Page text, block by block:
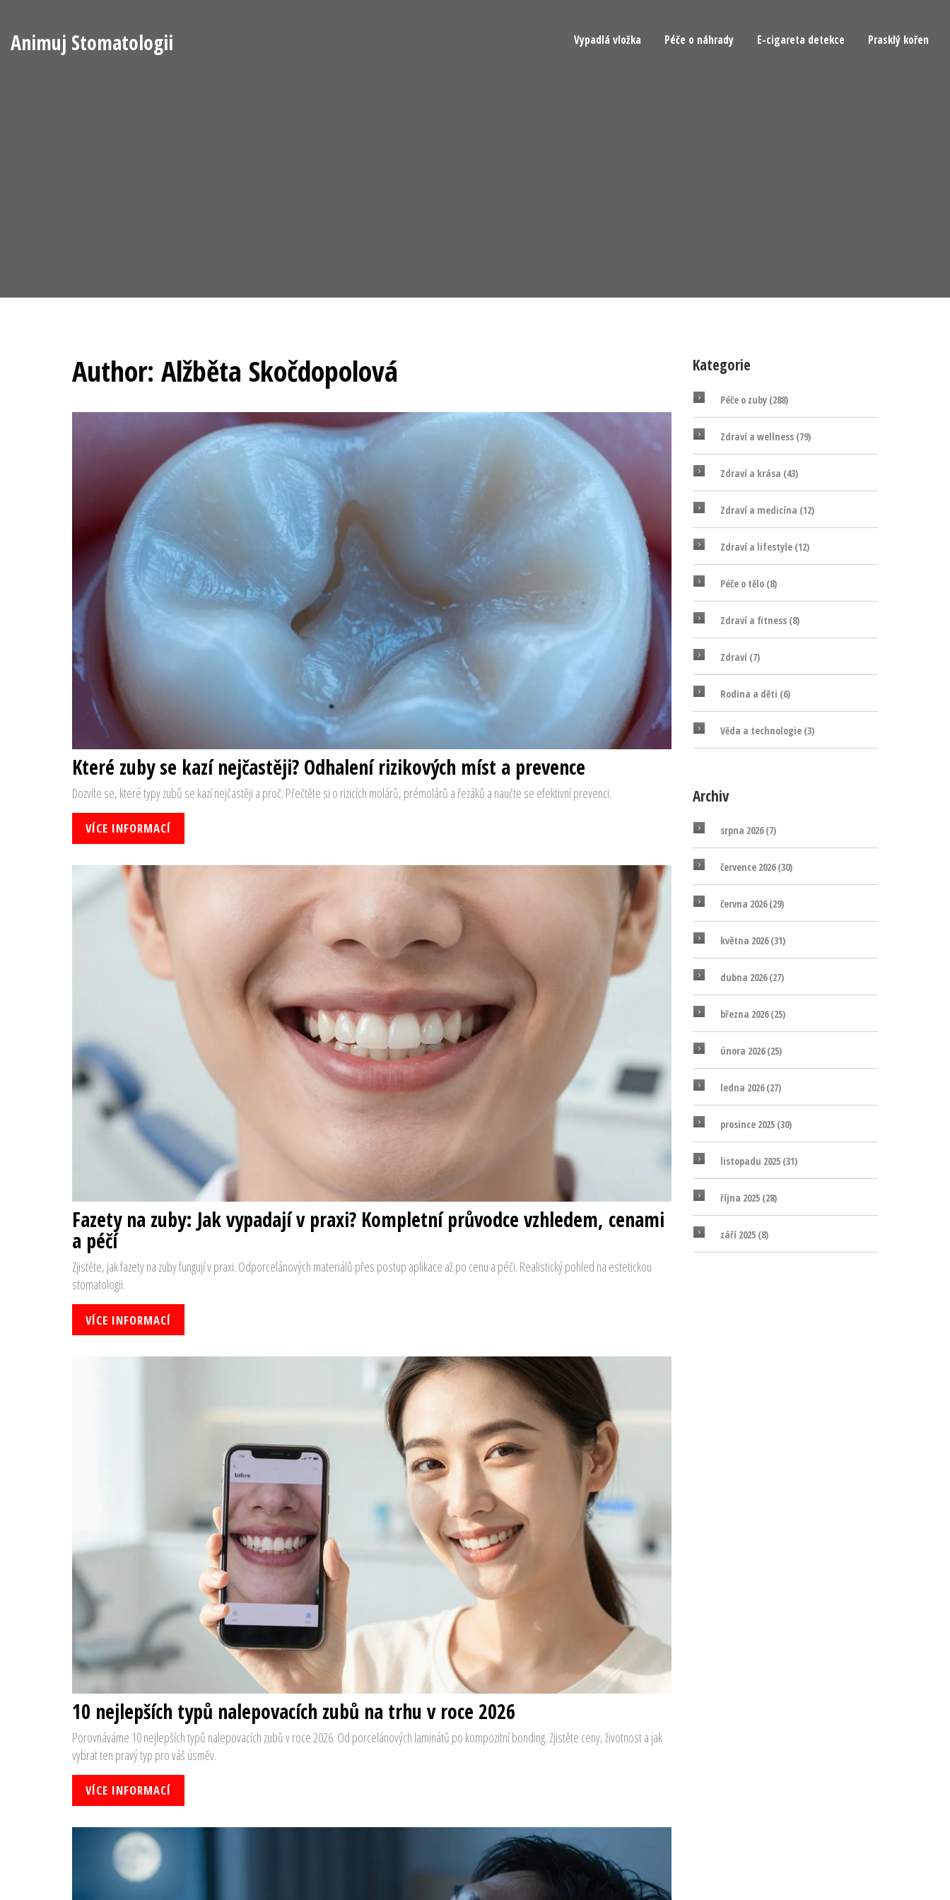
Animuj Stomatologii Vypadlá vložka Péče o náhrady E-cigareta detekce Prasklý kořen
Author: Alžběta Skočdopolová
Které zuby se kazí nejčastěji? Odhalení rizikových míst a prevence
Dozvíte se, které typy zubů se kazí nejčastěji a proč. Přečtěte si o rizicích molárů, prémolárů a řezáků a naučte se efektivní prevenci.
VÍCE INFORMACÍ
Fazety na zuby: Jak vypadají v praxi? Kompletní průvodce vzhledem, cenami
a péčí
Zjistěte, jak fazety na zuby fungují v praxi. Odporcelánových materiálů přes postup aplikace až po cenu a péči. Realistický pohled na estetickou
stomatologii.
VÍCE INFORMACÍ
10 nejlepších typů nalepovacích zubů na trhu v roce 2026
Porovnáváme 10 nejlepších typů nalepovacích zubů v roce 2026. Od porcelánových laminátů po kompozitní bonding. Zjistěte ceny, životnost a jak
vybrat ten pravý typ pro váš úsměv.
VÍCE INFORMACÍ
Kategorie
Péče o zuby (288)
Zdraví a wellness (79)
Zdraví a krása (43)
Zdraví a medicína (12)
Zdraví a lifestyle (12)
Péče o tělo (8)
Zdraví a fitness (8)
Zdraví (7)
Rodina a děti (6)
Věda a technologie (3)
Archiv
srpna 2026(7)
července 2026(30)
června 2026(29)
května 2026(31)
dubna 2026(27)
března 2026(25)
února 2026(25)
ledna 2026(27)
prosince 2025 (30)
listopadu 2025 (31)
října 2025 (28)
září 2025 (8)